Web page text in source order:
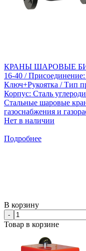
КРАНЫ ШАРОВЫЕ
16-40 /
Ключ+Рукоятка / Тип
Корпус: Сталь
Стальные шаровые
газоснабжения и
Нет в наличии
Подробнее
В корзину
-
Товар в корзине